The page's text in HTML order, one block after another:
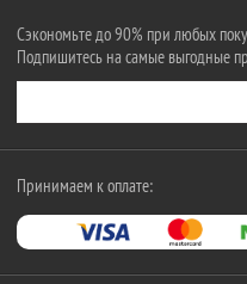
Сэкономьте до 90% при любых
Подпишитесь на самые выгодные
Принимаем к оплате: